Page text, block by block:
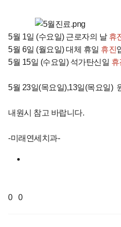
5월 1일 (수요일) 근로자의 날 휴
5월 6일 (월요일) 대체 휴일 휴진
5월 15일 (수요일) 석가탄신일 휴
5월 23일(목요일),13일(목요일)
내원시 참고 바랍니다.
-미래연세치과-
0 0